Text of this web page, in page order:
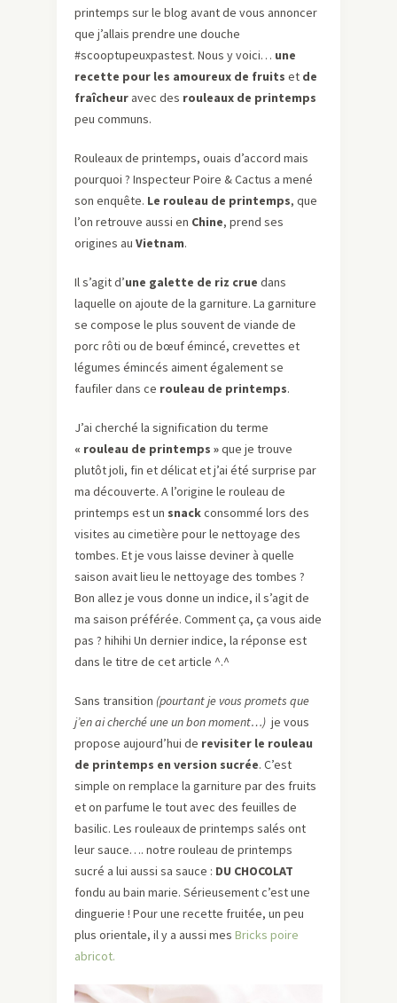
printemps sur le blog avant de vous annoncer
que j’allais prendre une douche
#scooptupeuxpastest. Nous y voici… une
recette pour les amoureux de fruits et de
fraîcheur avec des rouleaux de printemps
peu communs.
Rouleaux de printemps, ouais d’accord mais
pourquoi ? Inspecteur Poire & Cactus a mené
son enquête. Le rouleau de printemps, que
l’on retrouve aussi en Chine, prend ses
origines au Vietnam.
Il s’agit d’une galette de riz crue dans
laquelle on ajoute de la garniture. La garniture
se compose le plus souvent de viande de
porc rôti ou de bœuf émincé, crevettes et
légumes émincés aiment également se
faufiler dans ce rouleau de printemps.
J’ai cherché la signification du terme
« rouleau de printemps »que je trouve
plutôt joli, fin et délicat et j’ai été surprise par
ma découverte. A l’origine le rouleau de
printemps est un snackconsommé lors des
visites au cimetière pour le nettoyage des
tombes. Et je vous laisse deviner à quelle
saison avait lieu le nettoyage des tombes ?
Bon allez je vous donne un indice, il s’agit de
ma saison préférée. Comment ça, ça vous aide
pas ? hihihi Un dernier indice, la réponse est
dans le titre de cet article ^.^
Sans transition (pourtant je vous promets que
j’en ai cherché une un bon moment…) je vous
propose aujourd’hui de revisiter le rouleau
de printemps en version sucrée. C’est
simple on remplace la garniture par des fruits
et on parfume le tout avec des feuilles de
basilic. Les rouleaux de printemps salés ont
leur sauce…. notre rouleau de printemps
sucré a lui aussi sa sauce : DU CHOCOLAT
fondu au bain marie. Sérieusement c’est une
dinguerie ! Pour une recette fruitée, un peu
plus orientale, il y a aussi mes Bricks poire
abricot.